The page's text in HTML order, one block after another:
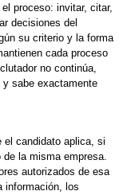
proceso: invitar, citar,
decisiones del
su criterio y la forma
cada proceso
no continúa,
y sabe exactamente
el candidato aplica, si
la misma empresa.
autorizados de esa
información, los